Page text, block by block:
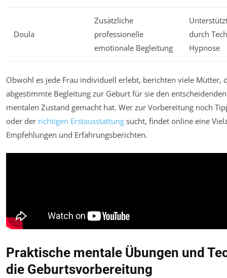
Doula
Zusätzliche
professionelle
emotionale Begleitung
durch
Hypnose
Obwohl es jede Frau individuell erlebt, berichten viele Mütter,
abgestimmte Begleitung zur Geburt für sie den
mentalen Zustand gemacht hat. Wer zur Vorbereitung noch
oder der richtigen Erstausstattung sucht, findet online eine
Empfehlungen und Erfahrungsberichten.
Praktische mentale Übungen und
die Geburtsvorbereitung